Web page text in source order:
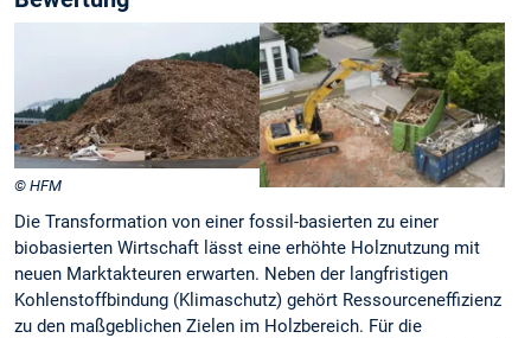
© HFM
Die Transformation von einer fossil-basierten zu einer
biobasierten Wirtschaft lässt eine erhöhte Holznutzung mit
neuen Marktakteuren erwarten. Neben der langfristigen
Kohlenstoffbindung (Klimaschutz) gehört Ressourceneffizienz
zu den maßgeblichen Zielen im Holzbereich. Für die